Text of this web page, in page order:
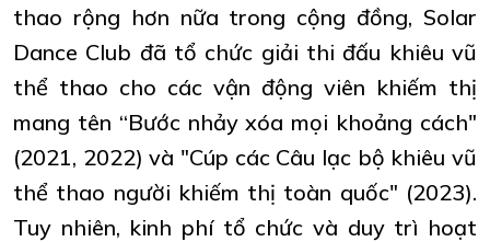
thao rộng hơn nữa trong cộng đồng, Solar
Dance Club đã tổ chức giải thi đấu khiêu vũ
thể thao cho các vận động viên khiếm thị
mang tên “Bước nhảy xóa mọi khoảng cách"
(2021, 2022) và "Cúp các Câu lạc bộ khiêu vũ
thể thao người khiếm thị toàn quốc" (2023).
Tuy nhiên, kinh phí tổ chức và duy trì hoạt